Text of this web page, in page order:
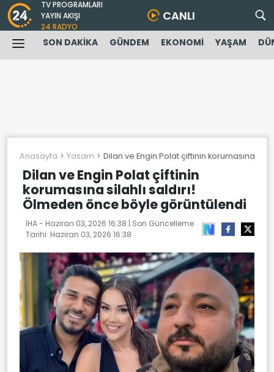
TV PROGRAMLARI
YAYIN AKIŞI
24 RADYO
CANLI
SON DAKİKA GÜNDEM EKONOMİ YAŞAM
Anasayfa Yasam Dilan ve Engin Polat çiftinin korumasına
Dilan ve Engin Polat çiftinin
korumasına silahlı saldırı!
Ölmeden önce böyle görüntülendi
İHA - Haziran 03, 2026 16:38 | Son Güncelleme
Tarihi: Haziran 03, 2026 16:38